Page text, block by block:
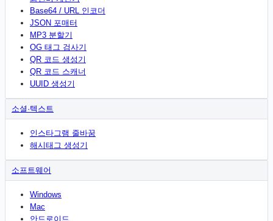
Base64 / URL 인코더
JSON 포매터
MP3 분할기
OG 태그 검사기
QR 코드 생성기
QR 코드 스캐너
UUID 생성기
소셜·텍스트
인스타그램 줄바꿈
해시태그 생성기
소프트웨어
Windows
Mac
안드로이드